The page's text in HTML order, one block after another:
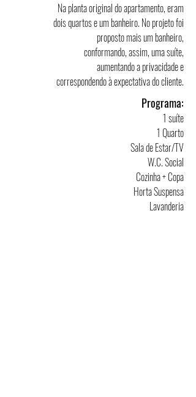
Na planta original do apartamento, eram
dois quartos e um banheiro. No projeto foi
proposto mais um banheiro,
conformando, assim, uma suíte,
aumentando a privacidade e
correspondendo àexpectativa do cliente.
Programa:
1 suíte
1 Quarto
Sala de Estar/TV
W.C. Social
Cozinha + Copa
Horta Suspensa
Lavanderia